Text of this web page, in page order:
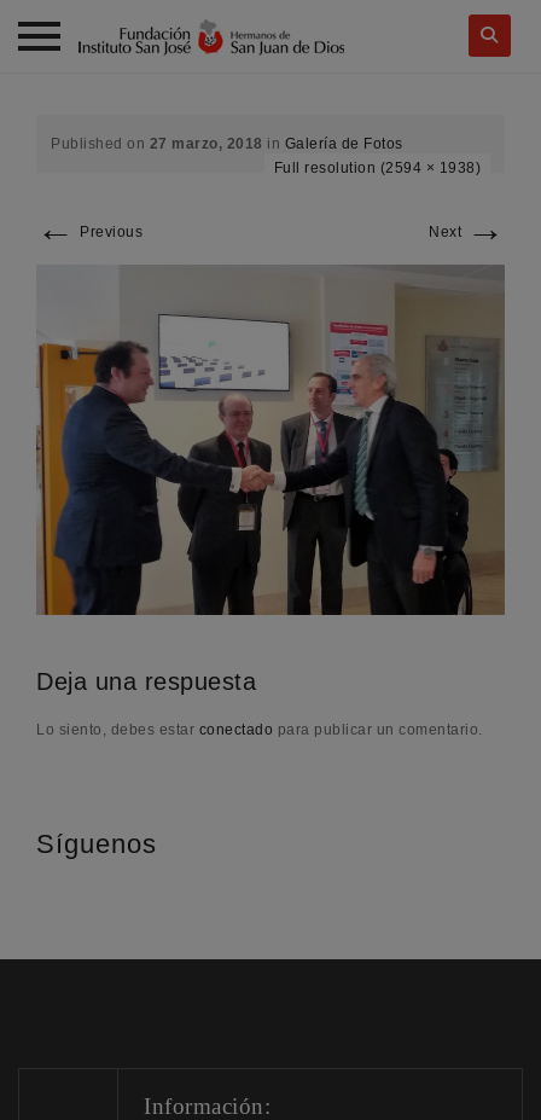
Published on 27 marzo, 2018 in Galería de Fotos
Full resolution (2594 × 1938)
← Previous Next →
Deja una respuesta
Lo siento, debes estar conectado para publicar un comentario.
Síguenos
Información: